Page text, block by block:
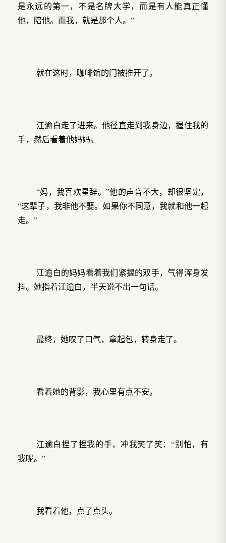
是永远的第一，不是名牌大学，而是有人能真正懂
他，陪他。而我，就是那个人。”
就在这时，咖啡馆的门被推开了。
江逾白走了进来。他径直走到我身边，握住我的
手，然后看着他妈妈。
“妈，我喜欢星辞。”他的声音不大，却很坚定，
“这辈子，我非他不娶。如果你不同意，我就和他一起
走。”
江逾白的妈妈看着我们紧握的双手，气得浑身发
抖。她指着江逾白，半天说不出一句话。
最终，她叹了口气，拿起包，转身走了。
看着她的背影，我心里有点不安。
江逾白捏了捏我的手，冲我笑了笑：“别怕，有
我呢。”
我看着他，点了点头。